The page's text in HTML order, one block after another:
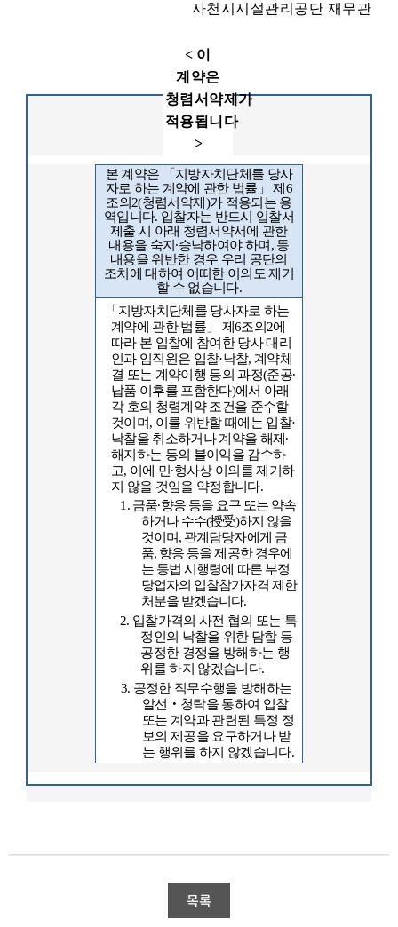
사천시시설관리공단 재무관
< 이
계약은
청렴서약제가
적용됩니다
>
본 계약은 「 지방자치단체를 당사
자로 하는 계약에 관한 법률 」제 6
조의2(청렴서약제 )가 적용되는 용
역입니다. 입찰자는 반드시 입찰서
제출 시 아래 청렴서약서에 관한
내용을 숙지 ∙승낙하여야 하며 , 동
내용을 위반한 경우 우리 공단의
조치에 대하여 어떠한 이의도 제기
할 수 없습니다.
「 지방자치단체를 당사자로 하는
계약에 관한 법률」 제 6조의 2에
따라 본 입찰에 참여한 당사 대리
인과 임직원은 입찰·낙찰, 계약체
결 또는 계약이행 등의 과정(준공∙
납품 이후를 포함한다)에서 아래
각 호의 청렴계약 조건을 준수할
것이며, 이를 위반할 때에는 입찰·
낙찰을 취소하거나 계약을 해제 ∙
해지하는 등의 불이익을 감수하
고, 이에 민 ∙형사상 이의를 제기하
지 않을 것임을 약정합니다.
1. 금품∙향응 등을 요구 또는 약속
하거나 수수(授受)하지 않을
것이며, 관계담당자에게 금
품, 향응 등을 제공한 경우에
는 동법 시행령에 따른 부정
당업자의 입찰참가자격 제한
처분을 받겠습니다.
2. 입찰가격의 사전 협의 또는 특
정인의 낙찰을 위한 담합 등
공정한 경쟁을 방해하는 행
위를 하지 않겠습니다.
3. 공정한 직무수행을 방해하는
알선 ‧ 청탁을 통하여 입찰
또는 계약과 관련된 특정 정
보의 제공을 요구하거나 받
는 행위를 하지 않겠습니다.
목록